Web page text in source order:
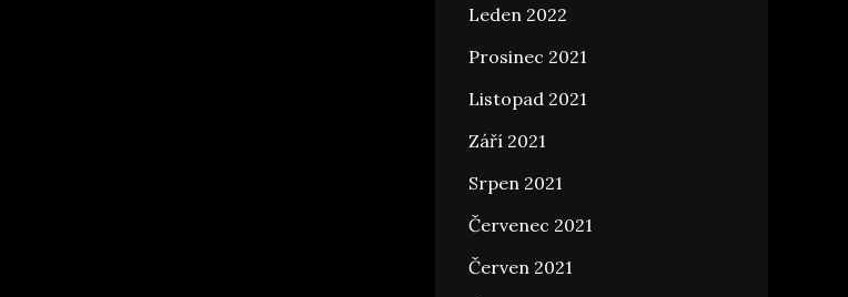
Leden 2022
Prosinec 2021
Listopad 2021
Září 2021
Srpen 2021
Červenec 2021
Červen 2021